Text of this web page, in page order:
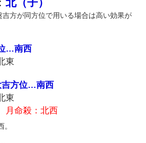
吉方が同方位で用いる場合は高い効果が
…南西
東
吉方位…南西
東
月命殺：北西